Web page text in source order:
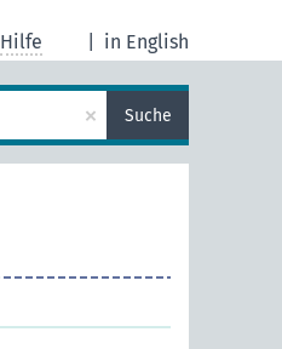
in English
Hilfe
× Suche